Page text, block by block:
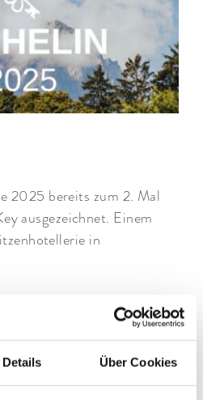
Details Über Cookies
2025 bereits zum 2. Mal
ausgezeichnet. Einem
in